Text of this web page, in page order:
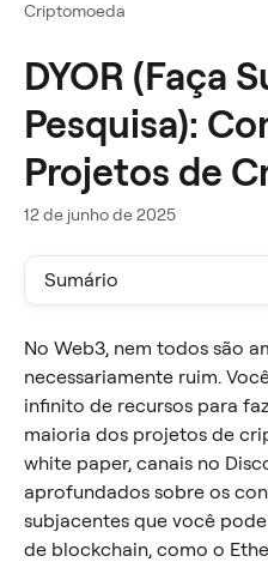
Criptomoeda
DYOR (Faça
Pesquisa):
Projetos de
12 de junho de 2025
Sumário
No Web3, nem todos são
necessariamente ruim.
infinito de recursos para
maioria dos projetos de
white paper, canais no
aprofundados sobre os
subjacentes que você
de blockchain, como o